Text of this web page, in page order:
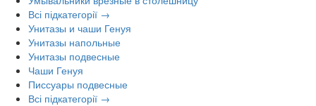
Всі підкатегорії →
Унитазы и чаши Генуя
Унитазы напольные
Унитазы подвесные
Чаши Генуя
Писсуары подвесные
Всі підкатегорії →